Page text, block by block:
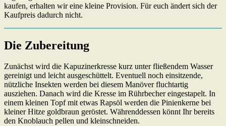
kaufen, erhalten wir eine kleine Provision. Für euch ändert sich der
Kaufpreis dadurch nicht.
Die Zubereitung
Zunächst wird die Kapuzinerkresse kurz unter fließendem Wasser
gereinigt und leicht ausgeschüttelt. Eventuell noch einsitzende,
nützliche Insekten werden bei diesem Manöver fluchtartig
ausziehen. Danach wird die Kresse im Rührbecher eingestapelt. In
einem kleinen Topf mit etwas Rapsöl werden die Pinienkerne bei
kleiner Hitze goldbraun geröstet. Währenddessen könnt Ihr bereits
den Knoblauch pellen und kleinschneiden.